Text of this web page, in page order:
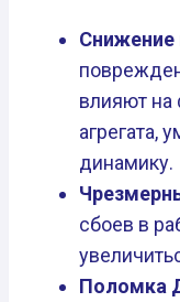
влияют на
агрегата,
динамику.
сбоев в
Поломка